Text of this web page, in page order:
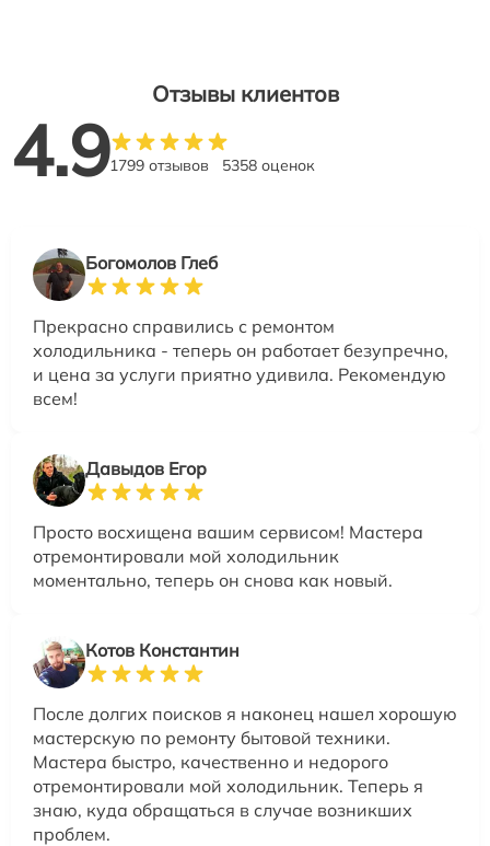
Отзывы клиентов
4.91799 отзывов 5358 оценок
Богомолов Глеб
Прекрасно справились с ремонтом
холодильника - теперь он работает безупречно,
и цена за услуги приятно удивила. Рекомендую
всем!
Давыдов Егор
Просто восхищена вашим сервисом! Мастера
отремонтировали мой холодильник
моментально, теперь он снова как новый.
Котов Константин
После долгих поисков я наконец нашел хорошую
мастерскую по ремонту бытовой техники.
Мастера быстро, качественно и недорого
отремонтировали мой холодильник. Теперь я
знаю, куда обращаться в случае возникших
проблем.